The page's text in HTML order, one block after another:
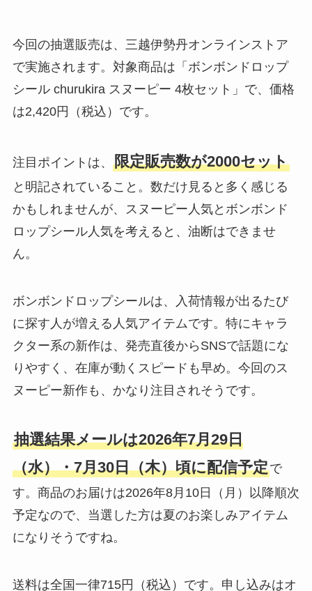
今回の抽選販売は、三越伊勢丹オンラインストア
で実施されます。対象商品は「ボンボンドロップ
シール churukira スヌーピー 4枚セット」で、価格
は2,420円（税込）です。
注目ポイントは、 限定販売数が2000セット
と明記されていること。数だけ見ると多く感じる
かもしれませんが、スヌーピー人気とボンボンド
ロップシール人気を考えると、油断はできませ
ん。
ボンボンドロップシールは、入荷情報が出るたび
に探す人が増える人気アイテムです。特にキャラ
クター系の新作は、発売直後からSNSで話題にな
りやすく、在庫が動くスピードも早め。今回のス
ヌーピー新作も、かなり注目されそうです。
抽選結果メールは2026年7月29日
（水）・7月30日（木）頃に配信予定で
す。商品のお届けは2026年8月10日（月）以降順次
予定なので、当選した方は夏のお楽しみアイテム
になりそうですね。
送料は全国一律715円（税込）です。申し込みはオ